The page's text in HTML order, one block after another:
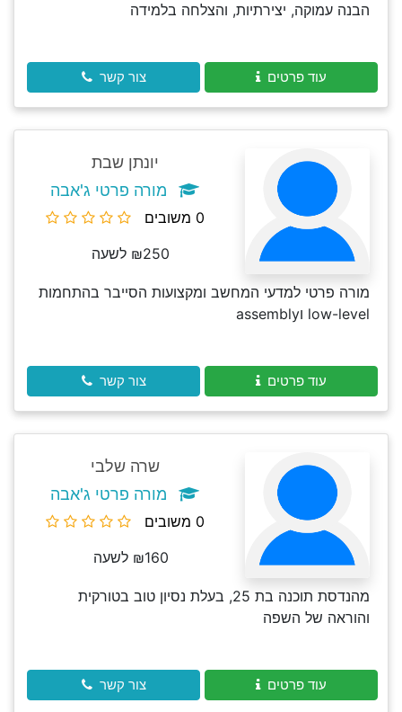
הבנה עמוקה, יצירתיות, והצלחה בלמידה
עוד פרטים צור קשר
יונתן שבת
מורה פרטי ג'אבה
0 משובים
₪250 לשעה
מורה פרטי למדעי המחשב ומקצועות הסייבר בהתחמות
low-level וassembly
עוד פרטים צור קשר
שרה שלבי
מורה פרטי ג'אבה
0 משובים
₪160 לשעה
מהנדסת תוכנה בת 25, בעלת נסיון טוב בטורקית
והוראה של השפה
עוד פרטים צור קשר